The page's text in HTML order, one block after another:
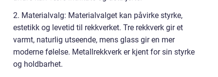
2. Materialvalg: Materialvalget kan påvirke styrke,
estetikk og levetid til rekkverket. Tre rekkverk gir et
varmt, naturlig utseende, mens glass gir en mer
moderne følelse. Metallrekkverk er kjent for sin styrke
og holdbarhet.